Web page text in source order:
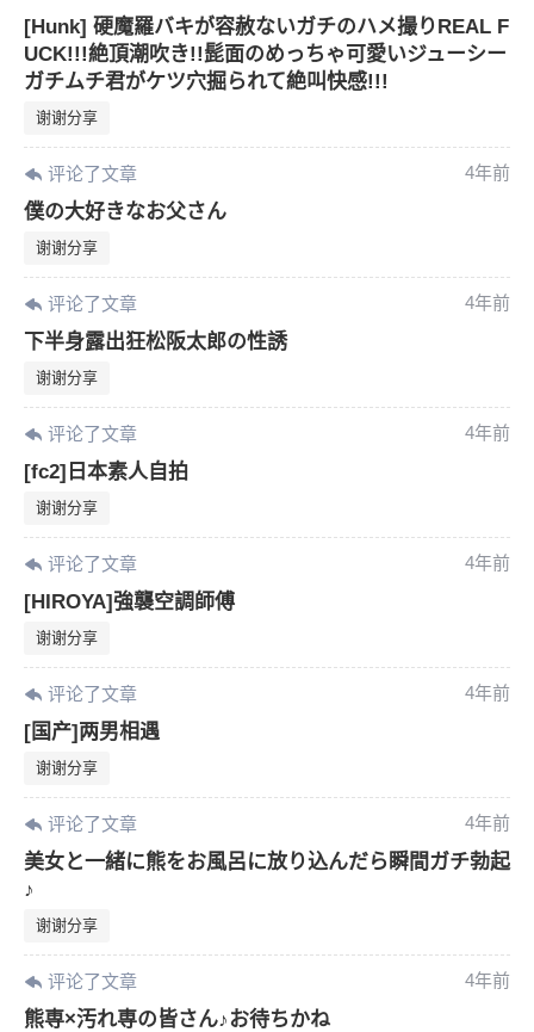
[Hunk] 硬魔羅バキが容赦ないガチのハメ撮りREAL F
UCK!!!絶頂潮吹き!!髭面のめっちゃ可愛いジューシー
ガチムチ君がケツ穴掘られて絶叫快感!!!
谢谢分享
评论了文章 4年前
僕の大好きなお父さん
谢谢分享
评论了文章 4年前
下半身露出狂松阪太郎の性誘
谢谢分享
评论了文章 4年前
[fc2]日本素人自拍
谢谢分享
评论了文章 4年前
[HIROYA]強襲空調師傅
谢谢分享
评论了文章 4年前
[国产]两男相遇
谢谢分享
评论了文章 4年前
美女と一緒に熊をお風呂に放り込んだら瞬間ガチ勃起
♪
谢谢分享
评论了文章 4年前
熊専×汚れ専の皆さん♪お待ちかね
您没有权限发布内容，请购买会员或者提升权
限。